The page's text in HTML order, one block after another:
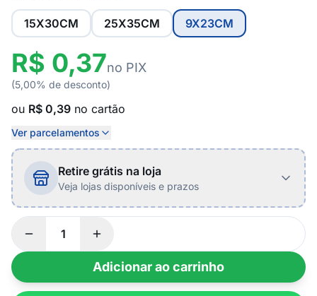
15X30CM 25X35CM 9X23CM
R$ 0,37no PIX
(5,00% de desconto)
ou R$ 0,39 no cartão
Ver parcelamentos
Retire grátis na loja
Veja lojas disponíveis e prazos
Adicionar ao carrinho